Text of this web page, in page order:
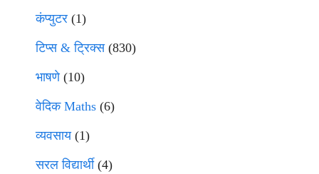
कंप्युटर (1)
टिप्स & ट्रिक्स(830)
भाषणे(10)
वेदिक Maths (6)
व्यवसाय(1)
सरल विद्यार्थी(4)